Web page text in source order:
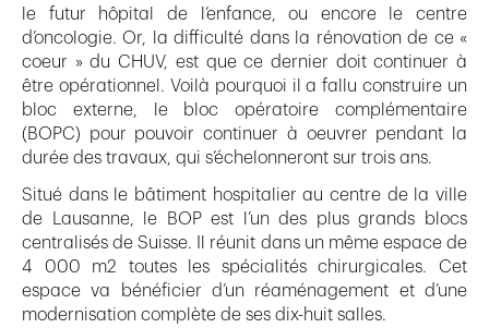
le futur hôpital de l’enfance, ou encore le centre
d’oncologie. Or, la difficulté dans la rénovation de ce «
coeur » du CHUV, est que ce dernier doit continuer à
être opérationnel. Voilà pourquoi il a fallu construire un
bloc externe, le bloc opératoire complémentaire
(BOPC) pour pouvoir continuer à oeuvrer pendant la
durée des travaux, qui s’échelonneront sur trois ans.
Situé dans le bâtiment hospitalier au centre de la ville
de Lausanne, le BOP est l’un des plus grands blocs
centralisés de Suisse. Il réunit dans un même espace de
4 000 m2 toutes les spécialités chirurgicales. Cet
espace va bénéficier d’un réaménagement et d’une
modernisation complète de ses dix-huit salles.